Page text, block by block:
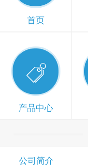
首页

产品中心
公司简介